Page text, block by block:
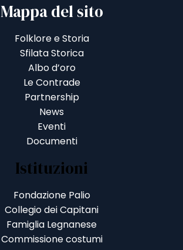
Mappa del sito
Folklore e Storia
Sfilata Storica
Albo d’oro
Le Contrade
Partnership
News
Eventi
Documenti
Istituzioni
Fondazione Palio
Collegio dei Capitani
Famiglia Legnanese
Commissione costumi